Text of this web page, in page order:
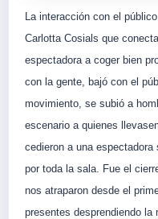
La interacción con el
Carlotta Cosials que
espectadora a coger bien
con la gente, bajó con el
movimiento, se subió a
escenario a quienes
cedieron a una
por toda la sala. Fue el
nos atraparon desde el
presentes desprendiendo